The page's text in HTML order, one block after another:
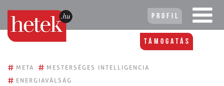
Profil
Támogatás
# META # MESTERSÉGES INTELLIGENCIA
# ENERGIAVÁLSÁG